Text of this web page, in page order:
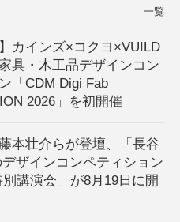
一覧
】カインズ×コクヨ×VUILD
具・木工品デザインコン
「CDM Digi Fab
2026」を初開催
本壮介らが登壇、「長谷
ザインコンペティション
講演会」が8月19日に開